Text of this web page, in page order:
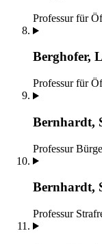
Professur für
Berghofer,
Professur für
Bernhardt,
Professur
Bernhardt,
Professur